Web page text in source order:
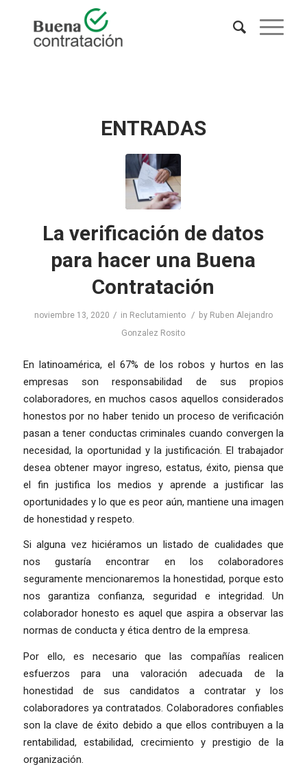
ENTRADAS
La verificación de datos
para hacer una Buena
Contratación
noviembre 13, 2020 / in Reclutamiento / by Ruben Alejandro
Gonzalez Rosito
En latinoamérica, el 67% de los robos y hurtos en las
empresas son responsabilidad de sus propios
colaboradores, en muchos casos aquellos considerados
honestos por no haber tenido un proceso de verificación
pasan a tener conductas criminales cuando convergen la
necesidad, la oportunidad y la justificación. El trabajador
desea obtener mayor ingreso, estatus, éxito, piensa que
el fin justifica los medios y aprende a justificar las
oportunidades y lo que es peor aún, mantiene una imagen
de honestidad y respeto.
Si alguna vez hiciéramos un listado de cualidades que
nos gustaría encontrar en los colaboradores
seguramente mencionaremos la honestidad, porque esto
nos garantiza confianza, seguridad e integridad. Un
colaborador honesto es aquel que aspira a observar las
normas de conducta y ética dentro de la empresa.
Por ello, es necesario que las compañías realicen
esfuerzos para una valoración adecuada de la
honestidad de sus candidatos a contratar y los
colaboradores ya contratados. Colaboradores confiables
son la clave de éxito debido a que ellos contribuyen a la
rentabilidad, estabilidad, crecimiento y prestigio de la
organización.